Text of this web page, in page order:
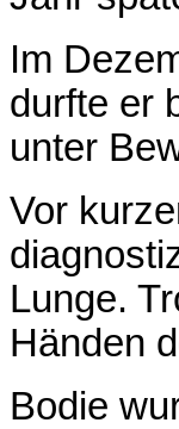
Im
durfte er
unter
Vor
Lunge.
Händen
Bodie